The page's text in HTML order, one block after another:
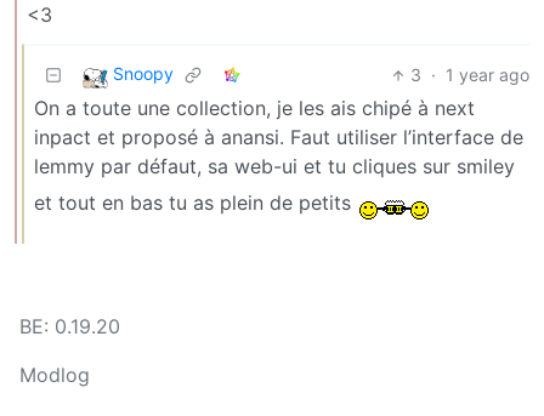
<3
Snoopy 3 · 1 year ago
On a toute une collection, je les ais chipé à next
inpact et proposé à anansi. Faut utiliser l’interface de
lemmy par défaut, sa web-ui et tu cliques sur smiley
et tout en bas tu as plein de petits
BE: 0.19.20
Modlog